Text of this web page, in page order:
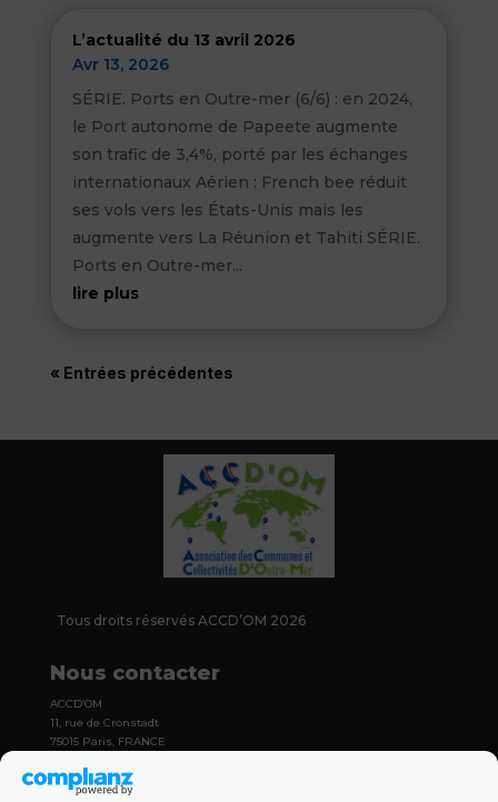
L’actualité du 13 avril 2026
Avr 13, 2026
SÉRIE. Ports en Outre-mer (6/6) : en 2024,
le Port autonome de Papeete augmente
son trafic de 3,4%, porté par les échanges
internationaux Aérien : French bee réduit
ses vols vers les États-Unis mais les
augmente vers La Réunion et Tahiti SÉRIE.
Ports en Outre-mer...
lire plus
« Entrées précédentes
Tous droits réservés ACCD’OM 2026
Nous contacter
ACCD’OM
11, rue de Cronstadt
75015 Paris, FRANCE
+33 (0)6 36 14 18 83